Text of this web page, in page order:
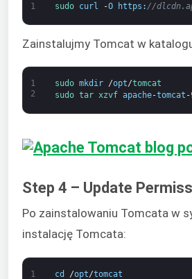
1 sudo curl -O https : //
Zainstalujmy Tomcat w
1
2
sudo mkdir /opt/tomcat
sudo tar xzvf apache-tomcat -
Step 4 – Update
Po zainstalowaniu Tomcata w
instalację Tomcata:
1 cd /opt/tomcat